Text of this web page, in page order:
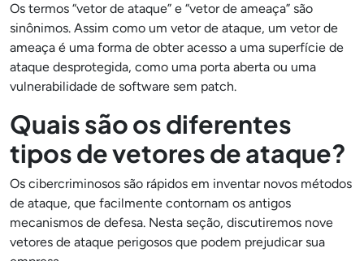
Os termos “vetor de ataque” e “vetor de ameaça” são
sinônimos. Assim como um vetor de ataque, um vetor de
ameaça é uma forma de obter acesso a uma superfície de
ataque desprotegida, como uma porta aberta ou uma
vulnerabilidade de software sem patch.
Quais são os diferentes
tipos de vetores de ataque?
Os cibercriminosos são rápidos em inventar novos métodos
de ataque, que facilmente contornam os antigos
mecanismos de defesa. Nesta seção, discutiremos nove
vetores de ataque perigosos que podem prejudicar sua